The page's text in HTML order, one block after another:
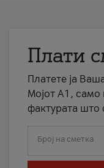
Плати
Платете ја
Мојот А1, само
фактурата што
Број на сметка